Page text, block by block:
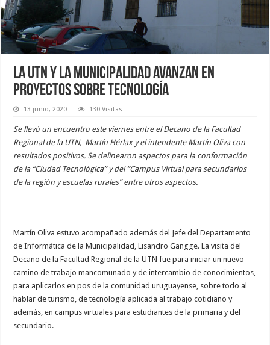
La UTN y la Municipalidad avanzan en
proyectos sobre tecnología
13 junio, 2020 130 Visitas
Se llevó un encuentro este viernes entre el Decano de la Facultad
Regional de la UTN, Martín Hérlax y el intendente Martín Oliva con
resultados positivos. Se delinearon aspectos para la conformación
de la “Ciudad Tecnológica” y del “Campus Virtual para secundarios
de la región y escuelas rurales” entre otros aspectos.
Martín Oliva estuvo acompañado además del Jefe del Departamento
de Informática de la Municipalidad, Lisandro Gangge. La visita del
Decano de la Facultad Regional de la UTN fue para iniciar un nuevo
camino de trabajo mancomunado y de intercambio de conocimientos,
para aplicarlos en pos de la comunidad uruguayense, sobre todo al
hablar de turismo, de tecnología aplicada al trabajo cotidiano y
además, en campus virtuales para estudiantes de la primaria y del
secundario.